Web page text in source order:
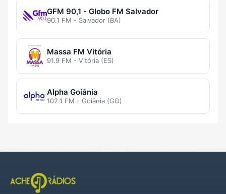
GFM 90,1 - Globo FM Salvador
90.1 FM - Salvador (BA)
Massa FM Vitória
91.9 FM - Vitória (ES)
Alpha Goiânia
102.1 FM - Goiânia (GO)